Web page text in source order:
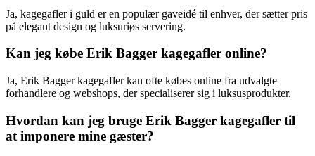
Ja, kagegafler i guld er en populær gaveidé til enhver, der sætter pris
på elegant design og luksuriøs servering.
Kan jeg købe Erik Bagger kagegafler online?
Ja, Erik Bagger kagegafler kan ofte købes online fra udvalgte
forhandlere og webshops, der specialiserer sig i luksusprodukter.
Hvordan kan jeg bruge Erik Bagger kagegafler til
at imponere mine gæster?